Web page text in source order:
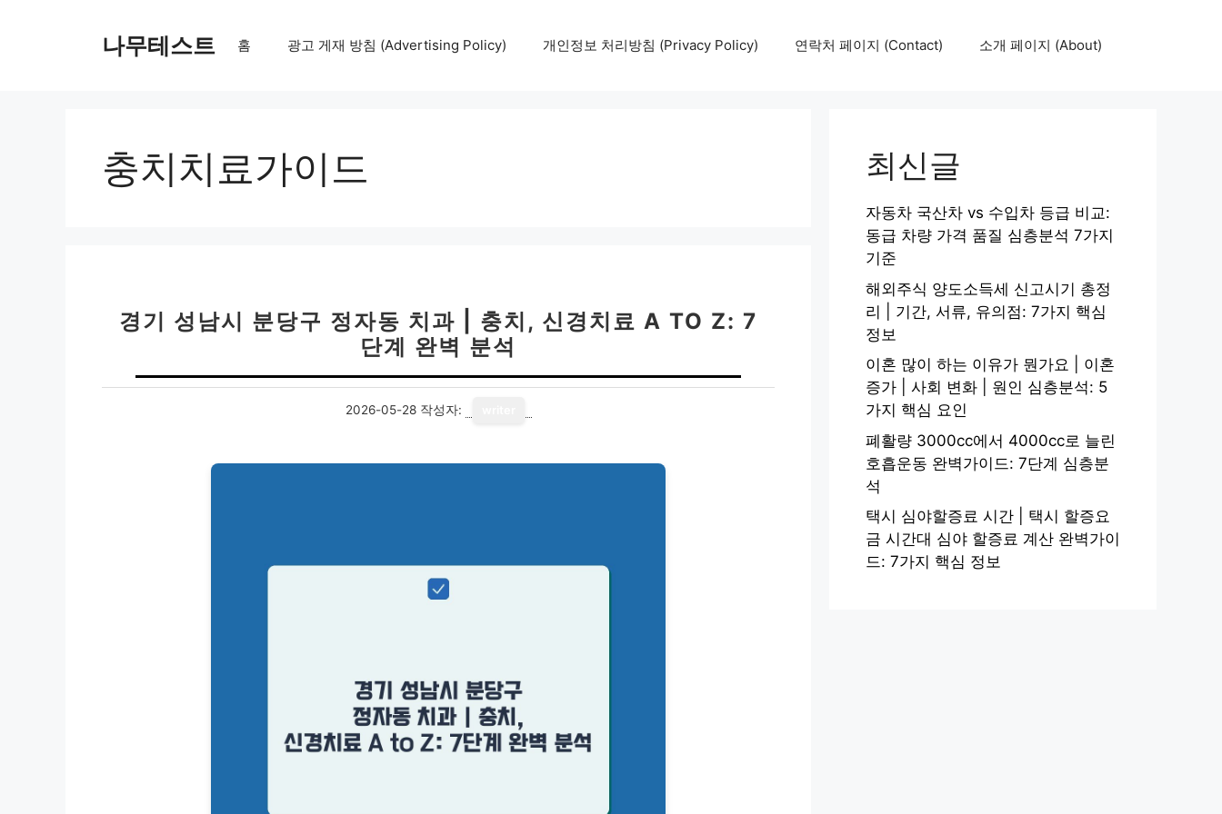
나무테스트 홈 광고 게재 방침 (Advertising Policy) 개인정보 처리방침 (Privacy Policy) 연락처 페이지 (Contact) 소개 페이지 (About)
충치치료가이드
경기 성남시 분당구 정자동 치과 | 충치, 신경치료 A TO Z: 7
단계 완벽 분석
2026-05-28 작성자:
최신글
자동차 국산차 vs 수입차 등급 비교:
동급 차량 가격 품질 심층분석 7가지
기준
해외주식 양도소득세 신고시기 총정
리 | 기간, 서류, 유의점: 7가지 핵심
정보
이혼 많이 하는 이유가 뭔가요 | 이혼
증가 | 사회 변화 | 원인 심층분석: 5
가지 핵심 요인
폐활량 3000cc에서 4000cc로 늘린
호흡운동 완벽가이드: 7단계 심층분
석
택시 심야할증료 시간 | 택시 할증요
금 시간대 심야 할증료 계산 완벽가이
드: 7가지 핵심 정보